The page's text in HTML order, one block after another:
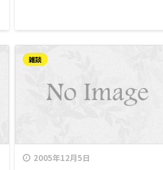
2005年12月5日
雑談